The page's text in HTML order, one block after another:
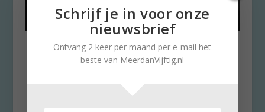
Kunstheup steeds vaker zo
goed als eigen
Schrijf je in voor onze
nieuwsbrief
Ontvang 2 keer per maand per e-mail het
beste van MeerdanVijftig.nl